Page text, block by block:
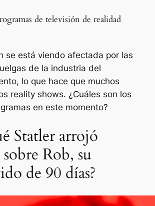
de televisión de realidad
se está viendo afectada por las
de la industria del
lo que hace que muchos
reality shows. ¿Cuáles son los
en este momento?
Statler arrojó
Rob, su
de 90 días?